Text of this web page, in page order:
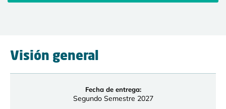
Visión general
Fecha de entrega:
Segundo Semestre 2027